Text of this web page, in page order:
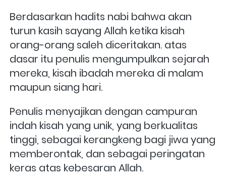
Berdasarkan hadits nabi bahwa akan
turun kasih sayang Allah ketika kisah
orang-orang saleh diceritakan. atas
dasar itu penulis mengumpulkan sejarah
mereka, kisah ibadah mereka di malam
maupun siang hari.
Penulis menyajikan dengan campuran
indah kisah yang unik, yang berkualitas
tinggi, sebagai kerangkeng bagi jiwa yang
memberontak, dan sebagai peringatan
keras atas kebesaran Allah.